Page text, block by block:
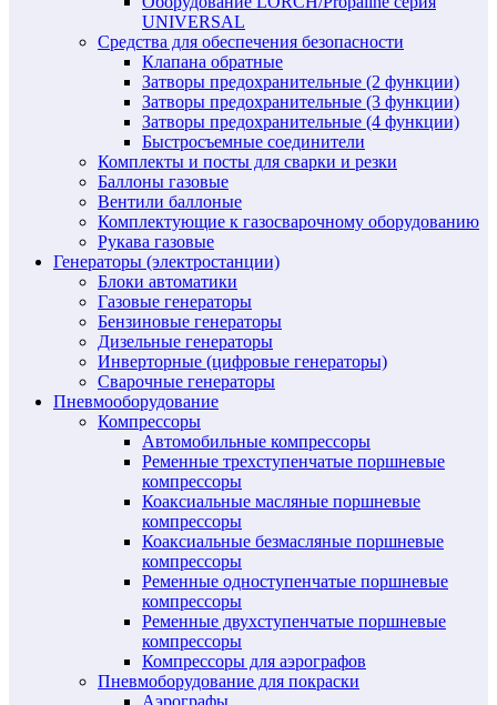
UNIVERSAL
Средства для обеспечения безопасности
Клапана обратные
Затворы предохранительные (2 функции)
Затворы предохранительные (3 функции)
Затворы предохранительные (4 функции)
Быстросъемные соединители
Комплекты и посты для сварки и резки
Баллоны газовые
Вентили баллоные
Комплектующие к газосварочному оборудованию
Рукава газовые
Генераторы (электростанции)
Блоки автоматики
Газовые генераторы
Бензиновые генераторы
Дизельные генераторы
Инверторные (цифровые генераторы)
Сварочные генераторы
Пневмооборудование
Компрессоры
Автомобильные компрессоры
Ременные трехступенчатые поршневые
компрессоры
Коаксиальные масляные поршневые
компрессоры
Коаксиальные безмасляные поршневые
компрессоры
Ременные одноступенчатые поршневые
компрессоры
Ременные двухступенчатые поршневые
компрессоры
Компрессоры для аэрографов
Пневмоборудование для покраски
Аэрографы